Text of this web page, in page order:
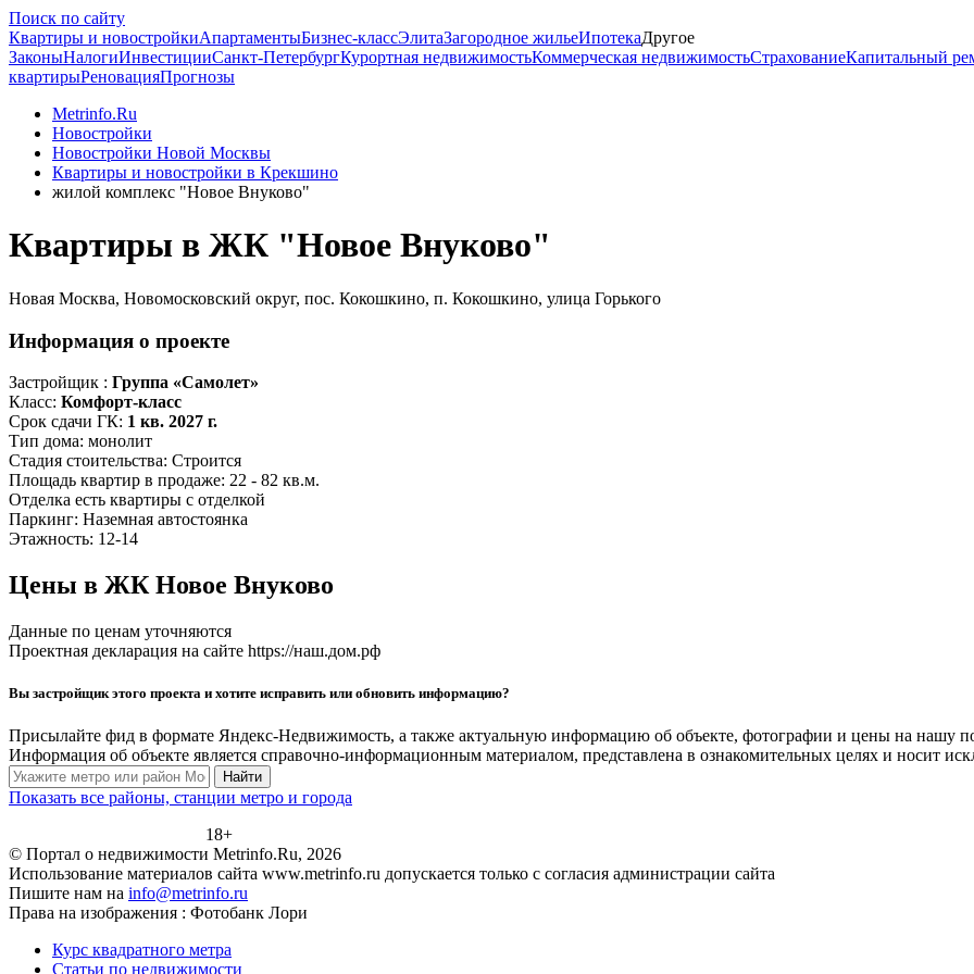
Поиск по сайту
Квартиры и новостройкиАпартаментыБизнес-классЭлитаЗагородное жильеИпотекаДругое
ЗаконыНалогиИнвестицииСанкт-ПетербургКурортная недвижимостьКоммерческая недвижимостьСтрахованиеКапитальный
квартирыРеновацияПрогнозы
Metrinfo.Ru
Новостройки
Новостройки Новой Москвы
Квартиры и новостройки в Крекшино
жилой комплекс "Новое Внуково"
Квартиры в ЖК "Новое Внуково"
Новая Москва, Новомосковский округ, пос. Кокошкино, п. Кокошкино, улица Горького
Информация о проекте
Застройщик : Группа «Самолет»
Класс: Комфорт-класс
Срок сдачи ГК: 1 кв. 2027 г.
Тип дома: монолит
Стадия стоительства: Строится
Площадь квартир в продаже: 22 - 82 кв.м.
Отделка есть квартиры с отделкой
Паркинг: Наземная автостоянка
Этажность: 12-14
Цены в ЖК Новое Внуково
Данные по ценам уточняются
Проектная декларация на сайте https://наш.дом.рф
Вы застройщик этого проекта и хотите исправить или обновить информацию?
Присылайте фид в формате Яндекс-Недвижимость, а также актуальную информацию об объекте, фотографии и цены на нашу
Информация об объекте является справочно-информационным материалом, представлена в ознакомительных целях и носит
Найти
Показать все районы, станции метро и города
18+
© Портал о недвижимости Metrinfo.Ru, 2026
Использование материалов сайта www.metrinfo.ru допускается только с согласия администрации сайта
Пишите нам на info@metrinfo.ru
Права на изображения : Фотобанк Лори
Курс квадратного метра
Статьи по недвижимости